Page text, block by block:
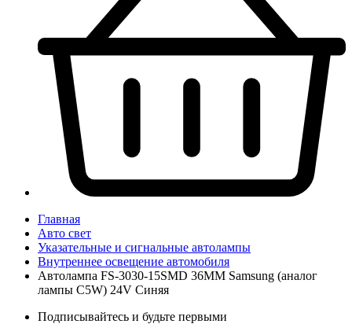
Главная
Авто свет
Указательные и сигнальные автолампы
Внутреннее освещение автомобиля
Автолампа FS-3030-15SMD 36MM Samsung (аналог
лампы C5W) 24V Синяя
Подписывайтесь и будьте первыми